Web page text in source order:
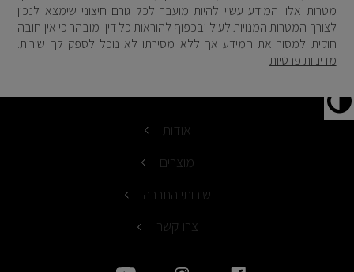
מטרות אלו. המידע עשוי להיות מועבר לכל גורם חיצוני שימצא לנכון
לצורך המטרות המנויות לעיל ובכפוף להוראות כל דין. מובהר כי אין חובה
חוקית למסור את המידע אך ללא מסירתו לא נוכל לספק לך שירות.
מדיניות פרטיות
אודות
מוצרים
שירותי החברה
צרו קשר